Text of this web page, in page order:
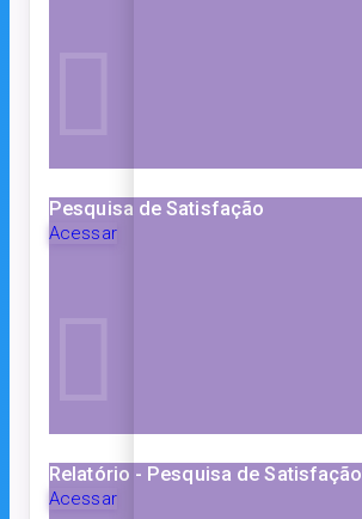
Pesquisa de Satisfação
Acessar
Relatório - Pesquisa de Satisfação
Acessar